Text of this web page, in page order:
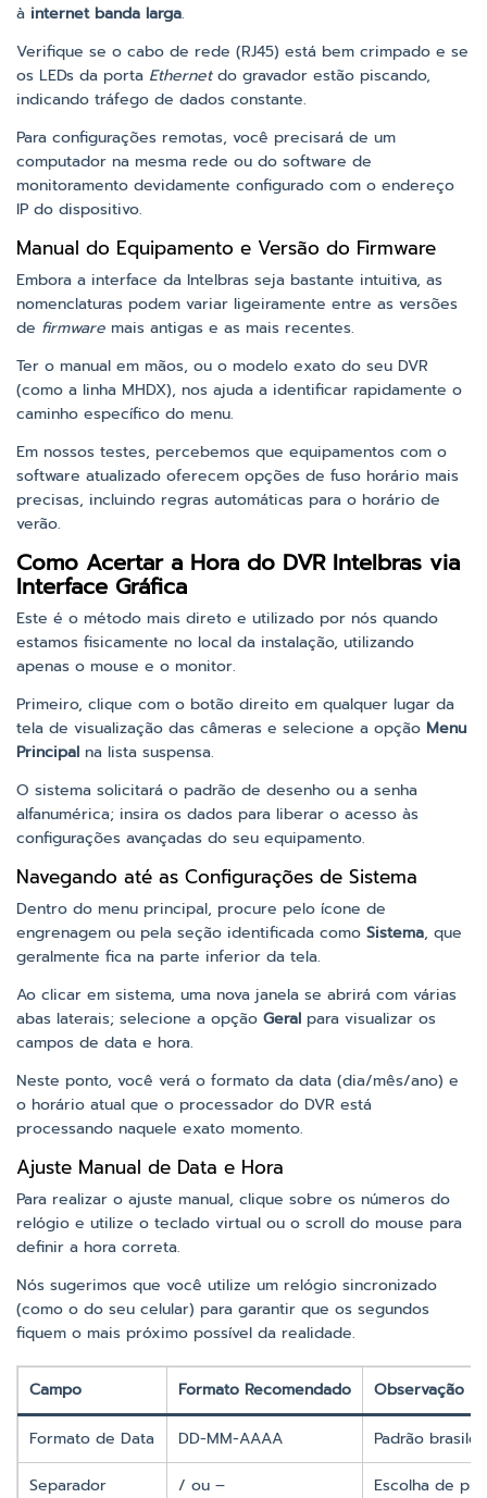
à internet banda larga.
Verifique se o cabo de rede (RJ45) está bem crimpado e se
os LEDs da porta Ethernetdo gravador estão piscando,
indicando tráfego de dados constante.
Para configurações remotas, você precisará de um
computador na mesma rede ou do software de
monitoramento devidamente configurado com o endereço
IP do dispositivo.
Manual do Equipamento e Versão do Firmware
Embora a interface da Intelbras seja bastante intuitiva, as
nomenclaturas podem variar ligeiramente entre as versões
de firmware mais antigas e as mais recentes.
Ter o manual em mãos, ou o modelo exato do seu DVR
(como a linha MHDX), nos ajuda a identificar rapidamente o
caminho específico do menu.
Em nossos testes, percebemos que equipamentos com o
software atualizado oferecem opções de fuso horário mais
precisas, incluindo regras automáticas para o horário de
verão.
Como Acertar a Hora do DVR Intelbras via
Interface Gráfica
Este é o método mais direto e utilizado por nós quando
estamos fisicamente no local da instalação, utilizando
apenas o mouse e o monitor.
Primeiro, clique com o botão direito em qualquer lugar da
tela de visualização das câmeras e selecione a opção Menu
Principal na lista suspensa.
O sistema solicitará o padrão de desenho ou a senha
alfanumérica; insira os dados para liberar o acesso às
configurações avançadas do seu equipamento.
Navegando até as Configurações de Sistema
Dentro do menu principal, procure pelo ícone de
engrenagem ou pela seção identificada como Sistema, que
geralmente fica na parte inferior da tela.
Ao clicar em sistema, uma nova janela se abrirá com várias
abas laterais; selecione a opção Geral para visualizar os
campos de data e hora.
Neste ponto, você verá o formato da data (dia/mês/ano) e
o horário atual que o processador do DVR está
processando naquele exato momento.
Ajuste Manual de Data e Hora
Para realizar o ajuste manual, clique sobre os números do
relógio e utilize o teclado virtual ou o scroll do mouse para
definir a hora correta.
Nós sugerimos que você utilize um relógio sincronizado
(como o do seu celular) para garantir que os segundos
fiquem o mais próximo possível da realidade.
Campo Formato Recomendado Observação
Formato de Data DD-MM-AAAA Padrão
Separador / ou – Escolha de